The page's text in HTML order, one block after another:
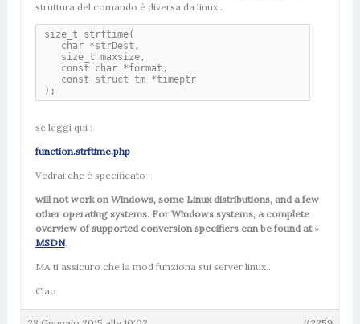
struttura del comando è diversa da linux..
size_t strftime(
   char *strDest,
   size_t maxsize,
   const char *format,
   const struct tm *timeptr
);
se leggi qui :
function.strftime.php
Vedrai che è specificato :
will not work on Windows, some Linux distributions, and a few
other operating systems. For Windows systems, a complete
overview of supported conversion specifiers can be found at»
MSDN.
MA ti assicuro che la mod funziona sui server linux..
Ciao